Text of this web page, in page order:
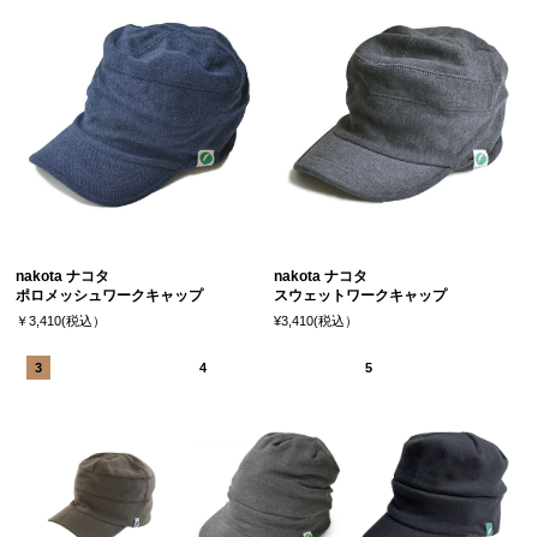
nakota ナコタ
ポロメッシュワークキャップ
￥3,410(税込）
nakota ナコタ
スウェットワークキャップ
¥3,410(税込）